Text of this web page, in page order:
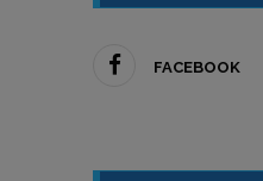
FACEBOOK